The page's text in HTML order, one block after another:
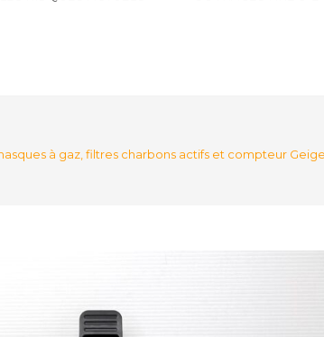
à gaz, filtres charbons actifs et compteur